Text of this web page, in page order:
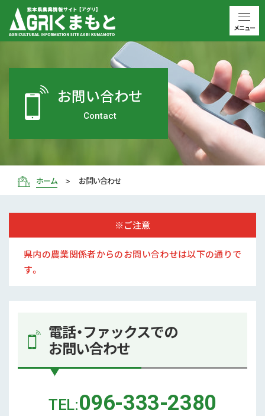
お問い合わせ
Contact
ホーム お問い合わせ
※ご注意
県内の農業関係者からのお問い合わせは以下の通りで
す。
電話・ファックスでの
お問い合わせ
TEL:096-333-2380
メニュー